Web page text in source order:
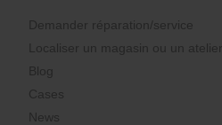
Demander réparation/service
Localiser un magasin ou un
Blog
Cases
News